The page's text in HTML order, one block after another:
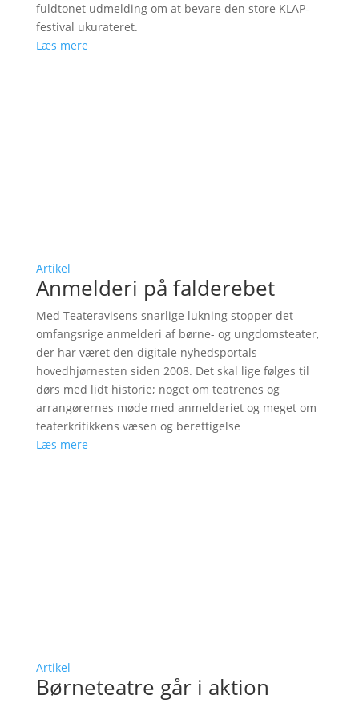
fuldtonet udmelding om at bevare den store KLAP-
festival ukurateret.
Læs mere
Artikel
Anmelderi på falderebet
Med Teateravisens snarlige lukning stopper det
omfangsrige anmelderi af børne- og ungdomsteater,
der har været den digitale nyhedsportals
hovedhjørnesten siden 2008. Det skal lige følges til
dørs med lidt historie; noget om teatrenes og
arrangørernes møde med anmelderiet og meget om
teaterkritikkens væsen og berettigelse
Læs mere
Artikel
Børneteatre går i aktion